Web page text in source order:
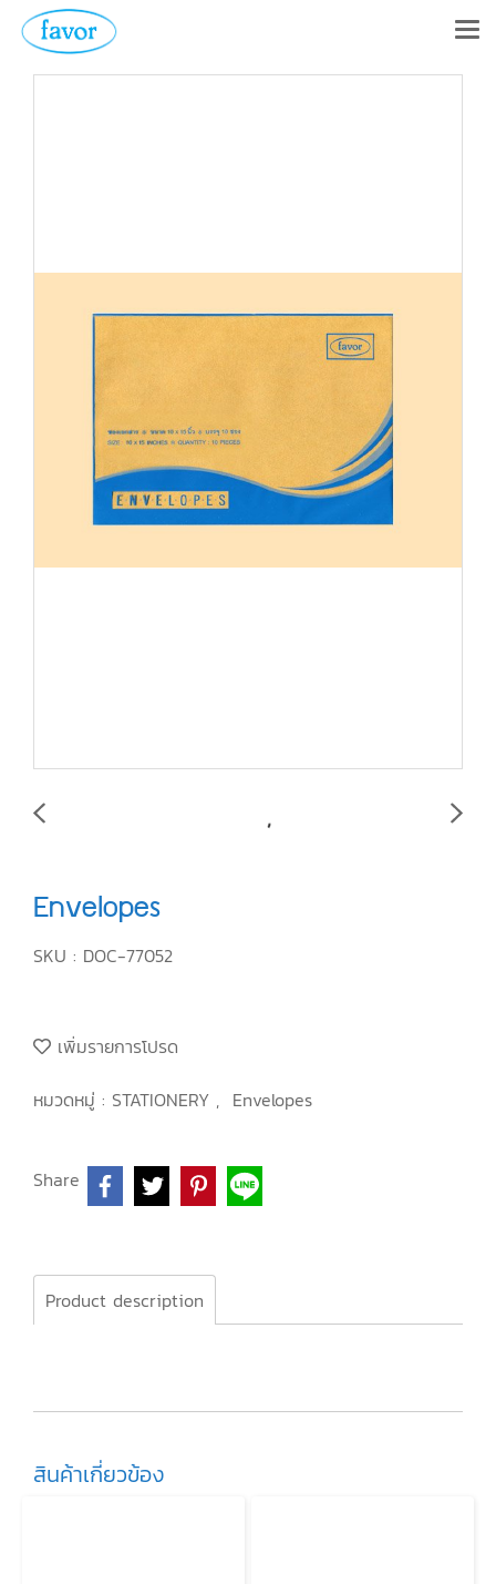
Envelopes
SKU : DOC-77052
เพิ่มรายการโปรด
หมวดหมู่ : STATIONERY , Envelopes
Share
Product description
สินค้าเกี่ยวข้อง